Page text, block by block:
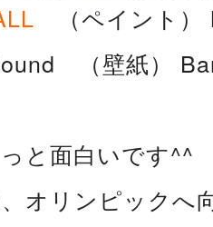
（ペイント）
（壁紙）
と面白いです^^
オリンピックへ